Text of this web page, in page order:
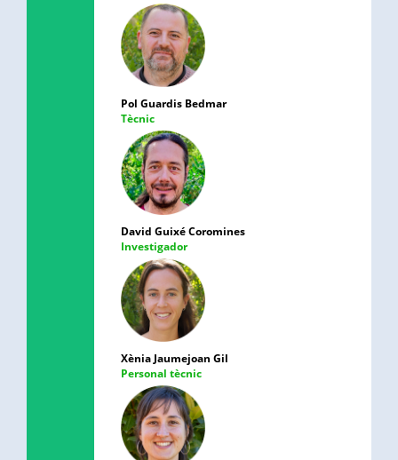
Pol Guardis Bedmar
Tècnic
David Guixé Coromines
Investigador
Xènia Jaumejoan Gil
Personal tècnic